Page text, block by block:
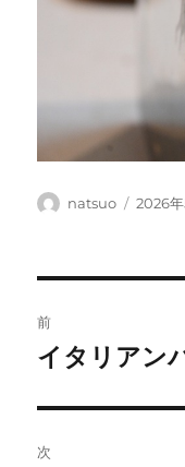
投
natsuo
投
2026
稿
ビ
前
前
投
稿:
イタリアン
次